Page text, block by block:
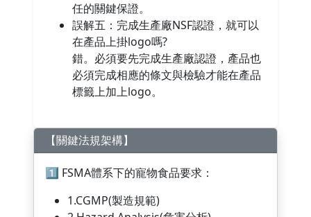
任的關鍵保證。
誤解五：完成生產廠NSF認證，就可以
在產品上掛logo嗎?
錯。必須要先完成生產廠認證，產品也
必須完成相應的條文與檢驗才能在產品
標籤上加上logo。
【關鍵法規架構】
1️⃣ FSMA體系下的寵物食品要求：
1.CGMP(製造規範)